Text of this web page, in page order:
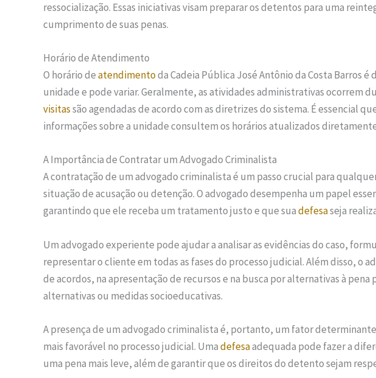
ressocialização. Essas iniciativas visam preparar os detentos para uma
cumprimento de suas penas.
Horário de Atendimento
O horário deatendimentoda Cadeia Pública José Antônio da Costa Barros
unidade e pode variar. Geralmente, as atividades administrativas ocorrem
visitassão agendadas de acordo com as diretrizes do sistema. É essencial
informações sobre a unidade consultem os horários atualizados
A Importância de Contratar um Advogado Criminalista
A contratação de um advogado criminalista é um passo crucial para
situação de acusação ou detenção. O advogado desempenha um papel
garantindo que ele receba um tratamento justo e que suadefesaseja
Um advogado experiente pode ajudar a analisar as evidências do caso,
representar o cliente em todas as fases do processo judicial. Além disso, o
de acordos, na apresentação de recursos e na busca por alternativas à
alternativas ou medidas socioeducativas.
A presença de um advogado criminalista é, portanto, um fator
mais favorável no processo judicial. Umadefesaadequada pode fazer a
uma pena mais leve, além de garantir que os direitos do detento sejam